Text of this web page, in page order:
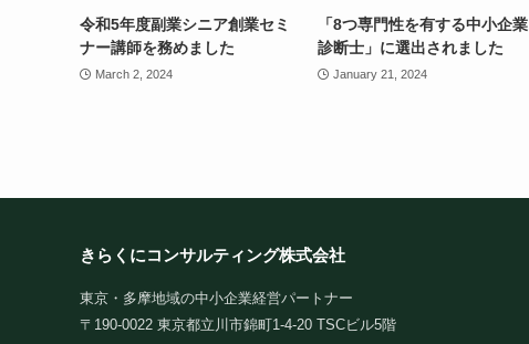
令和5年度副業シニア創業セミ
ナー講師を務めました
March 2, 2024
「8つ専門性を有する中小企業
診断士」に選出されました
January 21, 2024
きらくにコンサルティング株式会社
東京・多摩地域の中小企業経営パートナー
〒190-0022 東京都立川市錦町1-4-20 TSCビル5階